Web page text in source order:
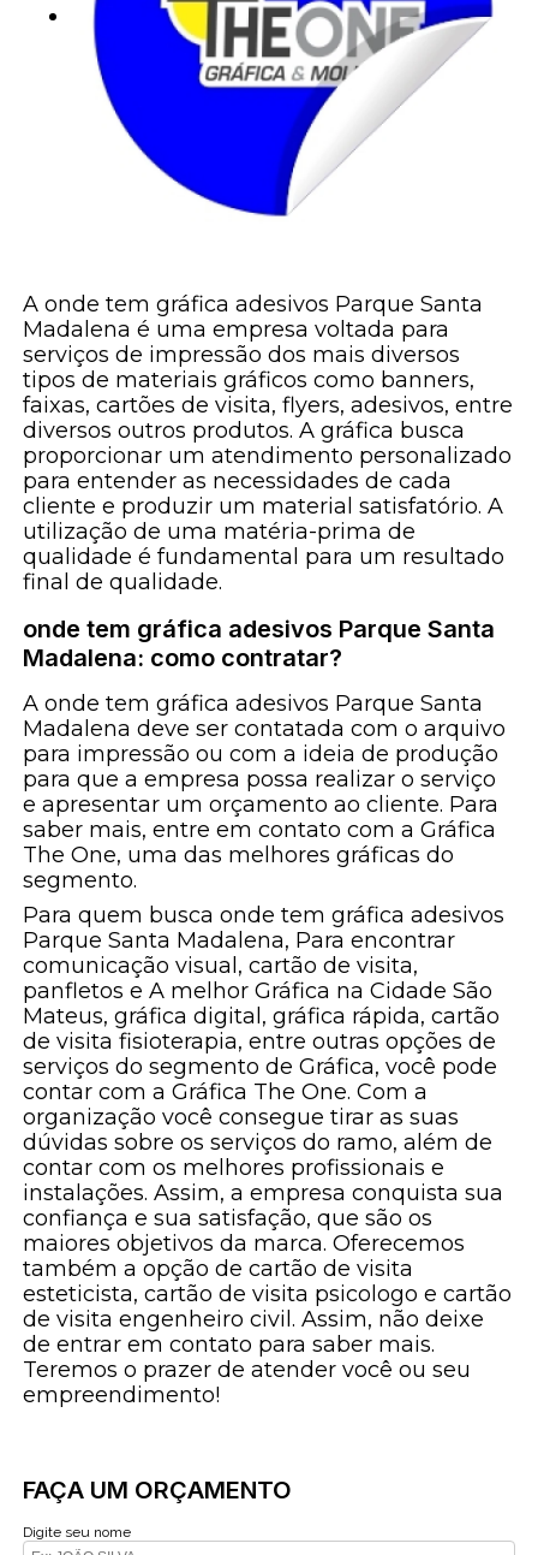
A onde tem gráfica adesivos Parque Santa
Madalena é uma empresa voltada para
serviços de impressão dos mais diversos
tipos de materiais gráficos como banners,
faixas, cartões de visita, flyers, adesivos, entre
diversos outros produtos. A gráfica busca
proporcionar um atendimento personalizado
para entender as necessidades de cada
cliente e produzir um material satisfatório. A
utilização de uma matéria-prima de
qualidade é fundamental para um resultado
final de qualidade.
onde tem gráfica adesivos Parque Santa
Madalena: como contratar?
A onde tem gráfica adesivos Parque Santa
Madalena deve ser contatada com o arquivo
para impressão ou com a ideia de produção
para que a empresa possa realizar o serviço
e apresentar um orçamento ao cliente. Para
saber mais, entre em contato com a Gráfica
The One, uma das melhores gráficas do
segmento.
Para quem busca onde tem gráfica adesivos
Parque Santa Madalena, Para encontrar
comunicação visual, cartão de visita,
panfletos e A melhor Gráfica na Cidade São
Mateus, gráfica digital, gráfica rápida, cartão
de visita fisioterapia, entre outras opções de
serviços do segmento de Gráfica, você pode
contar com a Gráfica The One. Com a
organização você consegue tirar as suas
dúvidas sobre os serviços do ramo, além de
contar com os melhores profissionais e
instalações. Assim, a empresa conquista sua
confiança e sua satisfação, que são os
maiores objetivos da marca. Oferecemos
também a opção de cartão de visita
esteticista, cartão de visita psicologo e cartão
de visita engenheiro civil. Assim, não deixe
de entrar em contato para saber mais.
Teremos o prazer de atender você ou seu
empreendimento!
FAÇA UM ORÇAMENTO
Digite seu nome